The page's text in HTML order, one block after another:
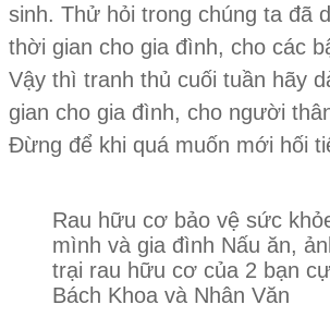
sinh. Thử hỏi trong chúng ta đã
thời gian cho gia đình, cho các
Vậy thì tranh thủ cuối tuần hãy
gian cho gia đình, cho người
Đừng để khi quá muốn mới hối
Rau hữu cơ bảo vệ sức
mình và gia đình Nấu ăn,
trại rau hữu cơ của 2 bạn
Bách Khoa và Nhân Văn